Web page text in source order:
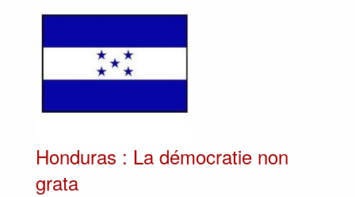
Honduras : La démocratie non
grata